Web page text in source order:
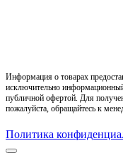
Информация о товарах
исключительно
публичной офертой. Для
пожалуйста, обращайтесь к
Политика